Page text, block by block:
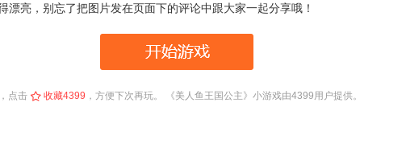
漂亮，别忘了把图片发在页面下的评论中跟大家一起分享哦！
，点击 收藏4399 ，方便下次再玩。 《美人鱼王国公主》小游戏由4399用户提供。